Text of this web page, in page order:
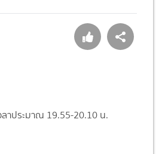
ลาประมาณ 19.55-20.10 น.